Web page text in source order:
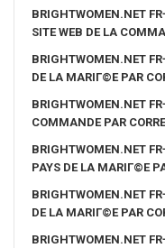
BRIGHTWOMEN.NET
SITE WEB DE LA
BRIGHTWOMEN.NET
DE LA MARIГ©E PAR
BRIGHTWOMEN.NET
COMMANDE PAR
BRIGHTWOMEN.NET
PAYS DE LA MARIГ©E
BRIGHTWOMEN.NET
DE LA MARIГ©E PAR
BRIGHTWOMEN.NET